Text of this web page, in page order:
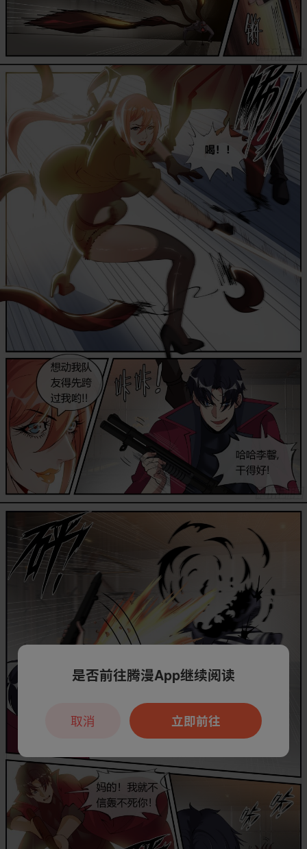
是否前往腾漫App继续阅读
立即前往
取消